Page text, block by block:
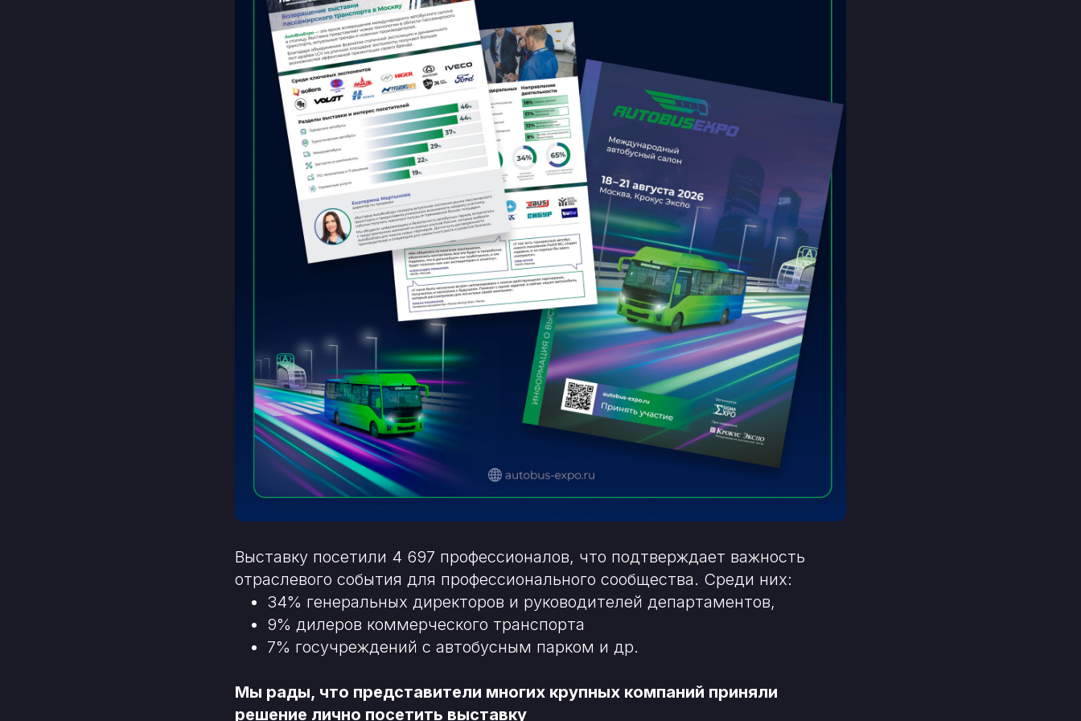
Выставку посетили 4 697 профессионалов, что подтверждает важность
отраслевого события для профессионального сообщества. Среди них:
34% генеральных директоров и руководителей департаментов,
9% дилеров коммерческого транспорта
7% госучреждений с автобусным парком и др.
Мы рады, что представители многих крупных компаний приняли
решение лично посетить выставку